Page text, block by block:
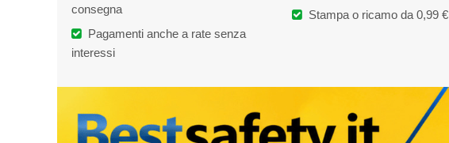
consegna
Pagamenti anche a rate senza
interessi
Stampa o ricamo da 0,99